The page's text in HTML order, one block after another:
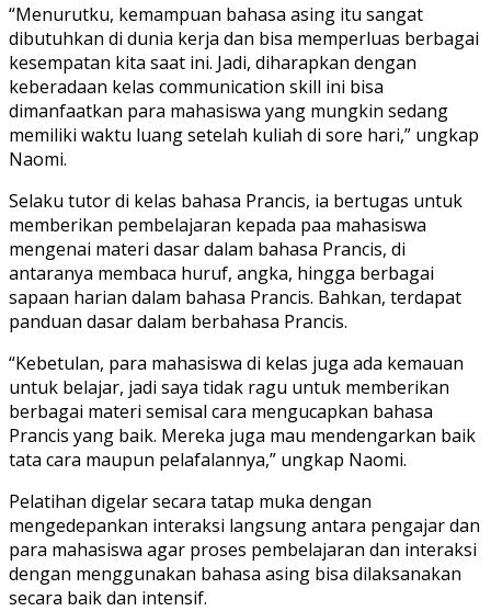
“Menurutku, kemampuan bahasa asing itu sangat
dibutuhkan di dunia kerja dan bisa memperluas berbagai
kesempatan kita saat ini. Jadi, diharapkan dengan
keberadaan kelas communication skill ini bisa
dimanfaatkan para mahasiswa yang mungkin sedang
memiliki waktu luang setelah kuliah di sore hari,” ungkap
Naomi.
Selaku tutor di kelas bahasa Prancis, ia bertugas untuk
memberikan pembelajaran kepada paa mahasiswa
mengenai materi dasar dalam bahasa Prancis, di
antaranya membaca huruf, angka, hingga berbagai
sapaan harian dalam bahasa Prancis. Bahkan, terdapat
panduan dasar dalam berbahasa Prancis.
“Kebetulan, para mahasiswa di kelas juga ada kemauan
untuk belajar, jadi saya tidak ragu untuk memberikan
berbagai materi semisal cara mengucapkan bahasa
Prancis yang baik. Mereka juga mau mendengarkan baik
tata cara maupun pelafalannya,” ungkap Naomi.
Pelatihan digelar secara tatap muka dengan
mengedepankan interaksi langsung antara pengajar dan
para mahasiswa agar proses pembelajaran dan interaksi
dengan menggunakan bahasa asing bisa dilaksanakan
secara baik dan intensif.